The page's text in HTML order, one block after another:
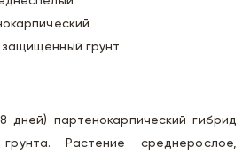
защищенный грунт
дней) партенокарпический гибрид
Растение среднерослое,